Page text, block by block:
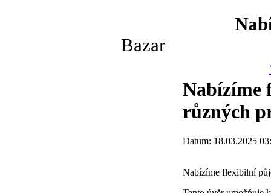
Bazar
Nabízíme
různých
Datum: 18.03.2025
Nabízíme flexibilní